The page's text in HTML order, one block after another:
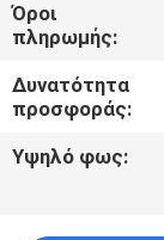
ΖΗΤΉΣΤΕ
ΜΙΑ
ΠΡΟΣΦΟΡΆ
Όροι
πληρωμής:
Δυνατότητα
προσφοράς:
Υψηλό φως: